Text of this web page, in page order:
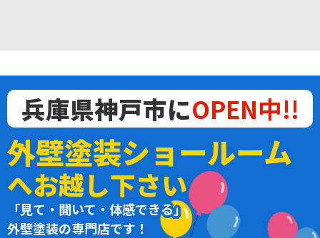
兵庫県神戸市にOPEN中!!
外壁塗装ショールーム
へお越し下さい
「見て・聞いて・体感できる」
外壁塗装の専門店です！